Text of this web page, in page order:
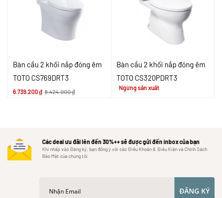
Bàn cầu 2 khối nắp đóng êm
TOTO CS769DRT3
6.739.200₫ 8.424.000₫
Bàn cầu 2 khối nắp đóng êm
TOTO CS320PDRT3
Ngừng sản xuất
Các deal ưu đãi lên đến 30%++ sẽ được gửi đến inbox của bạn
Khi nhấp vào Đăng ký, bạn đồng ý với các Điều Khoản & Điều Kiện và Chính Sách
Bảo Mật của chúng tôi
ĐĂNG KÝ